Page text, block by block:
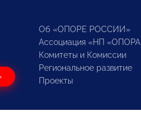
Об «ОПОРЕ РОССИИ»
Ассоциация «НП
Комитеты и Комиссии
Региональное развитие
Проекты